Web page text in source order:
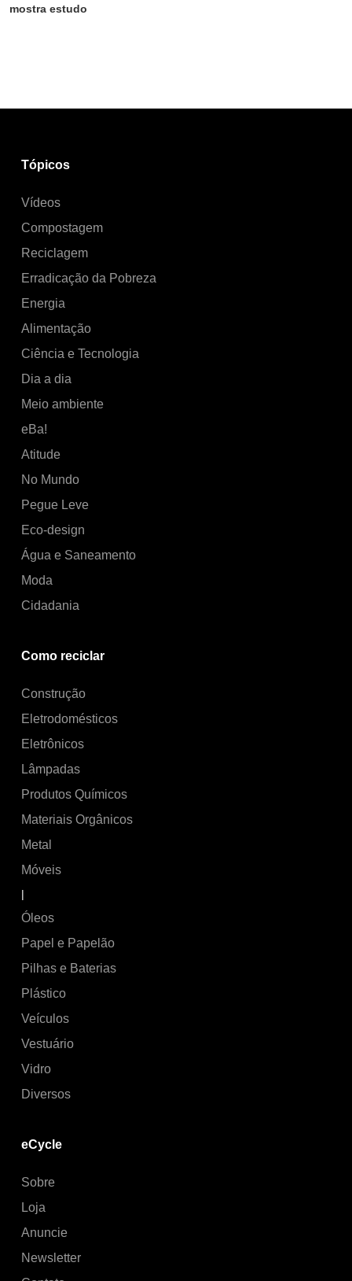
mostra estudo
Tópicos
Vídeos
Compostagem
Reciclagem
Erradicação da Pobreza
Energia
Alimentação
Ciência e Tecnologia
Dia a dia
Meio ambiente
eBa!
Atitude
No Mundo
Pegue Leve
Eco-design
Água e Saneamento
Moda
Cidadania
Como reciclar
Construção
Eletrodomésticos
Eletrônicos
Lâmpadas
Produtos Químicos
Materiais Orgânicos
Metal
Móveis
|
Óleos
Papel e Papelão
Pilhas e Baterias
Plástico
Veículos
Vestuário
Vidro
Diversos
eCycle
Sobre
Loja
Anuncie
Newsletter